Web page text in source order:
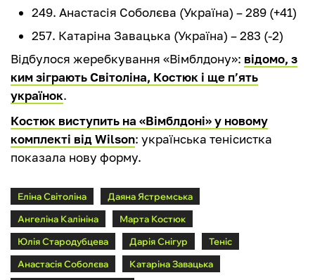
249. Анастасія Соболєва (Україна) – 289 (+41)
257. Катаріна Завацька (Україна) – 283 (-2)
Відбулося жеребкування «Вімблдону»: відомо, з
ким зіграють Світоліна, Костюк і ще п’ять
українок.
Костюк виступить на «Вімблдоні» у новому
комплекті від Wilson: українська тенісистка
показала нову форму.
Еліна Світоліна
Даяна Ястремська
Ангеліна Калініна
Марта Костюк
Юлія Стародубцева
Дарія Снігур
Теніс
Анастасія Соболєва
Катаріна Завацька